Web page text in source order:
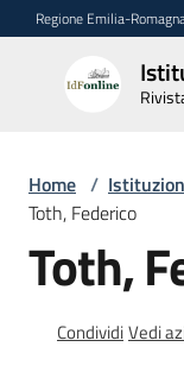
Vai al contenuto
Vai alla navigazione
Vai al footer
Regione Emilia-
giuridici e
La
Home /
Toth, Federico
Toth,
CondividiVedi